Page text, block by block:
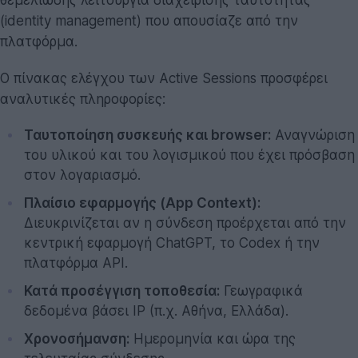
(identity management) που απουσίαζε από την
πλατφόρμα.
Ο πίνακας ελέγχου των Active Sessions προσφέρει
αναλυτικές πληροφορίες:
Ταυτοποίηση συσκευής και browser: Αναγνώριση
του υλικού και του λογισμικού που έχει πρόσβαση
στον λογαριασμό.
Πλαίσιο εφαρμογής (App Context):
Διευκρινίζεται αν η σύνδεση προέρχεται από την
κεντρική εφαρμογή ChatGPT, το Codex ή την
πλατφόρμα API.
Κατά προσέγγιση τοποθεσία: Γεωγραφικά
δεδομένα βάσει IP (π.χ. Αθήνα, Ελλάδα).
Χρονοσήμανση: Ημερομηνία και ώρα της